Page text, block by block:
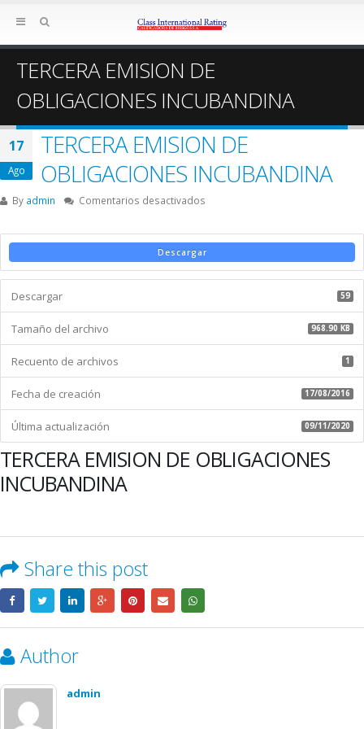
TERCERA EMISION DE
OBLIGACIONES INCUBANDINA
17
Ago
TERCERA EMISION DE
OBLIGACIONES INCUBANDINA
By admin Comentarios desactivados
EMISION
DE
OBLIGACIONES
INCUBANDINA
Descargar
Descargar 59
Tamaño del archivo 968.90 KB
Recuento de archivos 1
Fecha de creación 17/08/2016
Última actualización 09/11/2020
TERCERA EMISION DE OBLIGACIONES
INCUBANDINA
Share this post
Author
admin